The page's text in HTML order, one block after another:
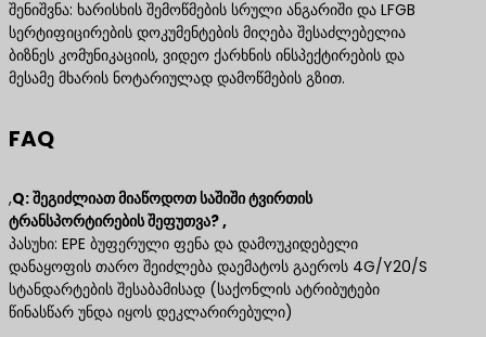
შენიშვნა: ხარისხის შემოწმების სრული ანგარიში და LFGB
სერტიფიცირების დოკუმენტების მიღება შესაძლებელია
ბიზნეს კომუნიკაციის, ვიდეო ქარხნის ინსპექტირების და
მესამე მხარის ნოტარიულად დამოწმების გზით.
FAQ
,Q: შეგიძლიათ მიაწოდოთ საშიში ტვირთის
ტრანსპორტირების შეფუთვა? ,
პასუხი: EPE ბუფერული ფენა და დამოუკიდებელი
დანაყოფის თარო შეიძლება დაემატოს გაეროს 4G/Y20/S
სტანდარტების შესაბამისად (საქონლის ატრიბუტები
წინასწარ უნდა იყოს დეკლარირებული)